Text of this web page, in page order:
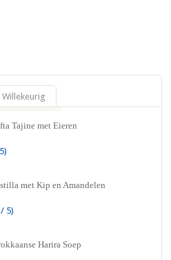
Willekeurig
Tajine met Eieren
met Kip en Amandelen
5)
Harira Soep